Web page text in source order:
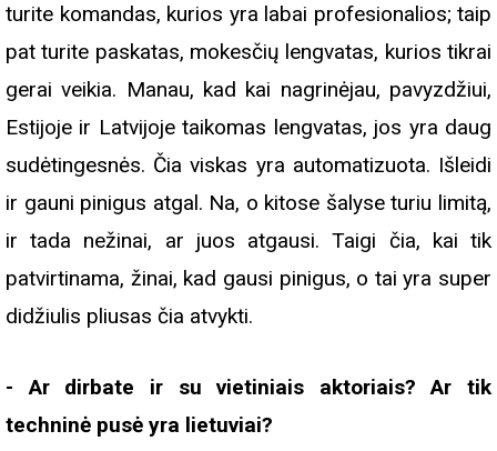
turite komandas, kurios yra labai profesionalios; taip
pat turite paskatas, mokesčių lengvatas, kurios tikrai
gerai veikia. Manau, kad kai nagrinėjau, pavyzdžiui,
Estijoje ir Latvijoje taikomas lengvatas, jos yra daug
sudėtingesnės. Čia viskas yra automatizuota. Išleidi
ir gauni pinigus atgal. Na, o kitose šalyse turiu limitą,
ir tada nežinai, ar juos atgausi. Taigi čia, kai tik
patvirtinama, žinai, kad gausi pinigus, o tai yra super
didžiulis pliusas čia atvykti.
- Ar dirbate ir su vietiniais aktoriais? Ar tik
techninė pusė yra lietuviai?